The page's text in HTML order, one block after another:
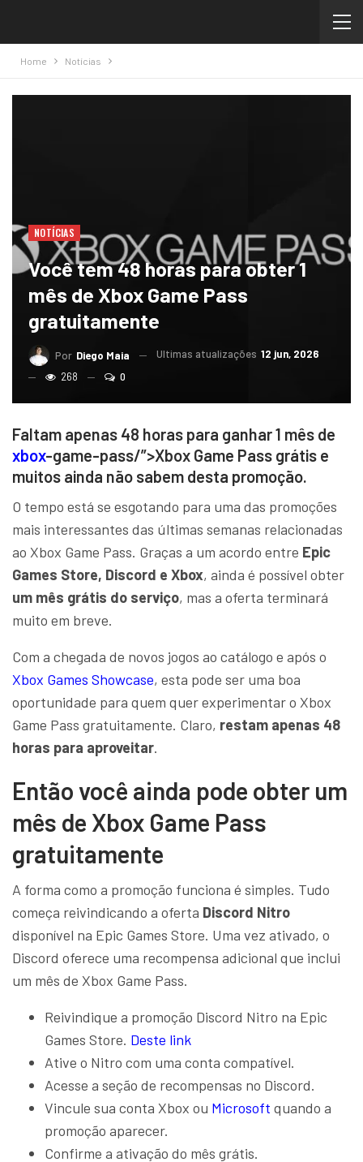
Home Notícias
NOTÍCIAS
Você tem 48 horas para obter 1
mês de Xbox Game Pass
gratuitamente
Por Diego Maia Ultimas atualizações 12 jun, 2026
268
0
Faltam apenas 48 horas para ganhar 1 mês de
xbox-game-pass/”>Xbox Game Pass grátis e
muitos ainda não sabem desta promoção.
O tempo está se esgotando para uma das promoções
mais interessantes das últimas semanas relacionadas
ao Xbox Game Pass. Graças a um acordo entre Epic
Games Store, Discord e Xbox, ainda é possível obter
um mês grátis do serviço, mas a oferta terminará
muito em breve.
Com a chegada de novos jogos ao catálogo e após o
Xbox Games Showcase, esta pode ser uma boa
oportunidade para quem quer experimentar o Xbox
Game Pass gratuitamente. Claro, restam apenas 48
horas para aproveitar.
Então você ainda pode obter um
mês de Xbox Game Pass
gratuitamente
A forma como a promoção funciona é simples. Tudo
começa reivindicando a oferta Discord Nitro
disponível na Epic Games Store. Uma vez ativado, o
Discord oferece uma recompensa adicional que inclui
um mês de Xbox Game Pass.
Reivindique a promoção Discord Nitro na Epic
Games Store. Deste link
Ative o Nitro com uma conta compatível.
Acesse a seção de recompensas no Discord.
Vincule sua conta Xbox ou Microsoft quando a
promoção aparecer.
Confirme a ativação do mês grátis.